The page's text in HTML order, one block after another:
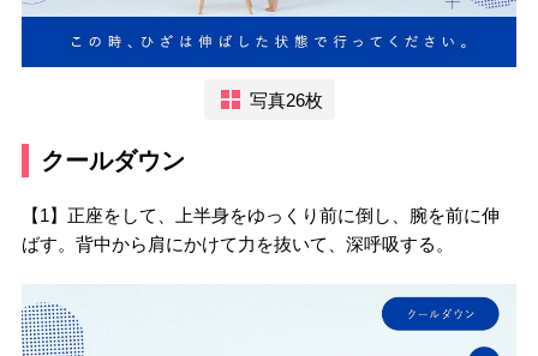
写真26枚
クールダウン
【1】正座をして、上半身をゆっくり前に倒し、腕を前に伸
ばす。背中から肩にかけて力を抜いて、深呼吸する。